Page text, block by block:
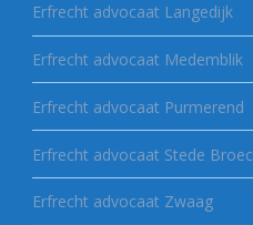
Erfrecht advocaat Langedijk
Erfrecht advocaat Medemblik
Erfrecht advocaat Purmerend
Erfrecht advocaat Stede Broec
Erfrecht advocaat Zwaag